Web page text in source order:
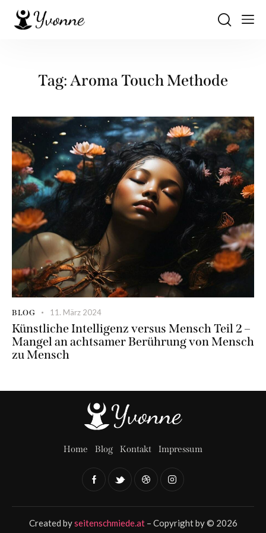
Tag: Aroma Touch Methode
BLOG 11. März 2024
Künstliche Intelligenz versus Mensch Teil 2 –
Mangel an achtsamer Berührung von Mensch
zu Mensch
Home Blog Kontakt Impressum
Created byseitenschmiede.at– Copyright by © 2026